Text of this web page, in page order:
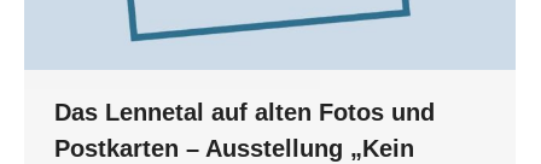
Das Lennetal auf alten Fotos und
Postkarten – Ausstellung „Kein